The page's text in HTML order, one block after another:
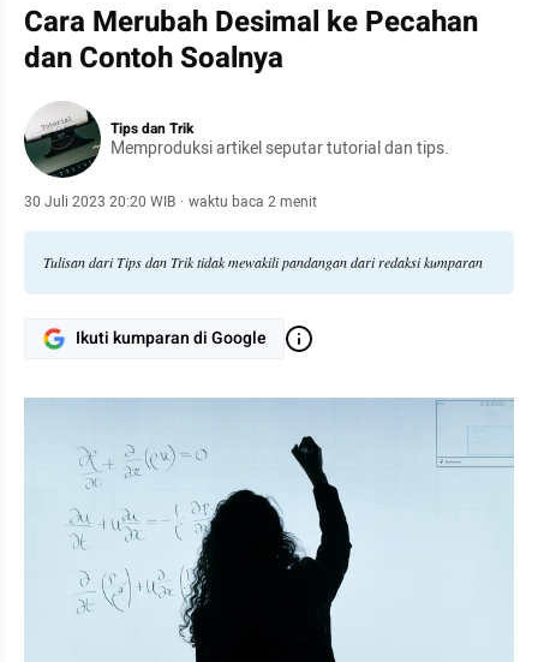
Cara Merubah Desimal ke Pecahan
dan Contoh Soalnya
Tips dan Trik
Memproduksi artikel seputar tutorial dan tips.
30 Juli 2023 20:20 WIB · waktu baca 2 menit
Tulisan dari Tips dan Trik tidak mewakili pandangan dari redaksi kumparan
Ikuti kumparan di Google